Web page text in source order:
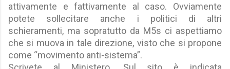
attivamente e fattivamente al caso. Ovviamente
potete sollecitare anche i politici di altri
schieramenti, ma sopratutto da M5s ci aspettiamo
che si muova in tale direzione, visto che si propone
come “movimento anti-sistema”.